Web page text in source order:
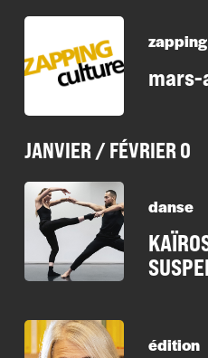
zapping
JANVIER / FÉVRIER 0
danse
édition